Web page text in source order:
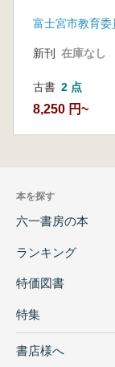
富士宮市教育委
新刊 在庫なし
古書 2 点
8,250 円~
本を探す
六一書房の本
ランキング
特価図書
特集
書店様へ